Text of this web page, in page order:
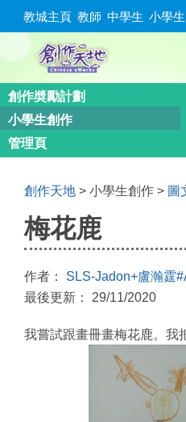
教城主頁 教師 中學生 小學生
創作奬勵計劃
小學生創作
管理頁
創作天地 > 小學生創作 > 圖
梅花鹿
作者： SLS-Jadon+盧瀚霆
最後更新： 29/11/2020
我嘗試跟畫冊畫梅花鹿。我